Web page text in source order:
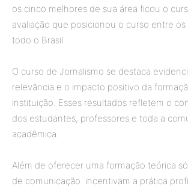
os cinco melhores de sua área ficou o
avaliação que posicionou o curso entre os
todo o Brasil.
O curso de Jornalismo se destaca
relevância e o impacto positivo da
instituição. Esses resultados refletem o
dos estudantes, professores e toda a
acadêmica.
Além de oferecer uma formação teórica
de comunicação incentivam a prática